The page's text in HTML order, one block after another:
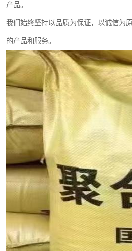
产品。
我们始终坚持以品质为保证，以诚信为
的产品和服务。